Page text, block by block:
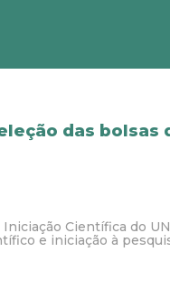
das bolsas
Científica do
e iniciação à